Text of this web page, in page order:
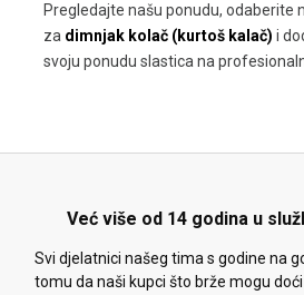
Pregledajte našu ponudu, odaberite
za dimnjak kolač (kurtoš kalač) i
svoju ponudu slastica na
Već više od 14 godina u
Svi djelatnici našeg tima s godine na
tomu da naši kupci što brže mogu